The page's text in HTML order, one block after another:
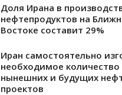
Доля Ирана в
нефтепродуктов на
Востоке составит 29%
Иран самостоятельно
необходимое количество
нынешних и будущих
проектов